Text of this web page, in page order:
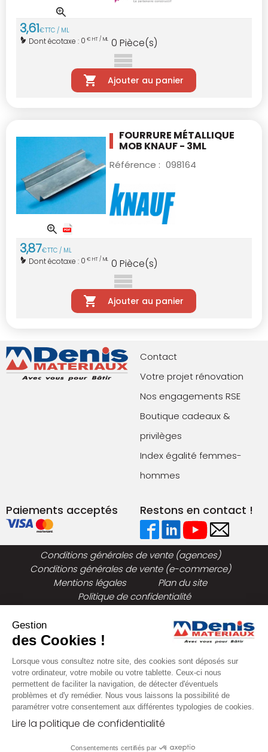
3,61€TTC / ML
Dont écotaxe : 0 € HT / ML 0 Pièce(s)
Ajouter au panier
FOURRURE MÉTALLIQUE
MOB KNAUF - 3ML
Référence : 098164
3,87€TTC / ML
Dont écotaxe : 0 € HT / ML 0 Pièce(s)
Ajouter au panier
Contact
Votre projet rénovation
Nos engagements RSE
Boutique cadeaux &
privilèges
Index égalité femmes-
hommes
Paiements acceptés Restons en contact !
Conditions générales de vente (agences)
Conditions générales de vente (e-commerce)
Mentions légales
Plan du site
Politique de confidentialité
Gestion
des Cookies !
Lorsque vous consultez notre site, des cookies sont déposés sur
votre ordinateur, votre mobile ou votre tablette. Ceux-ci nous
permettent de faciliter la navigation, de détecter d'éventuels
problèmes et d'y remédier. Nous vous laissons la possibilité de
paramétrer votre consentement aux différentes typologies de cookies.
Lire la politique de confidentialité
Consentements certifiés par